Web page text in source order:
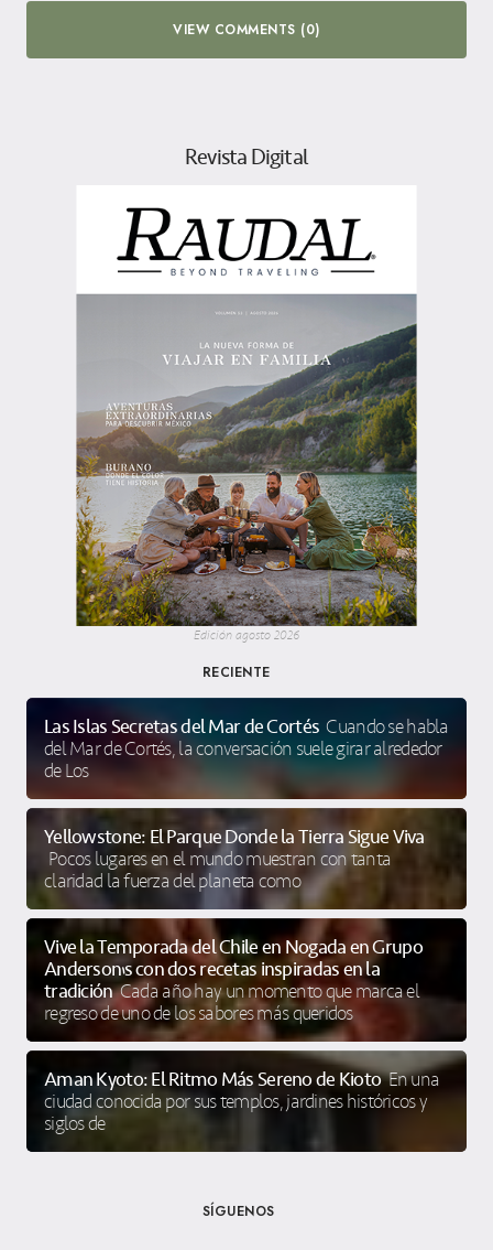
VIEW COMMENTS (0)
Revista Digital
Edición agosto 2026
RECIENTE
Las Islas Secretas del Mar de Cortés Cuando se habla
del Mar de Cortés, la conversación suele girar alrededor
de Los
Yellowstone: El Parque Donde la Tierra Sigue Viva
Pocos lugares en el mundo muestran con tanta
claridad la fuerza del planeta como
Vive la Temporada del Chile en Nogada en Grupo
Anderson’s con dos recetas inspiradas en la
tradición Cada año hay un momento que marca el
regreso de uno de los sabores más queridos
Aman Kyoto: El Ritmo Más Sereno de Kioto En una
ciudad conocida por sus templos, jardines históricos y
siglos de
SÍGUENOS